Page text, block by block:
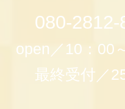
080-2812-
open／10：00
最終受付／